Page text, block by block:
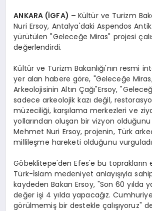
ANKARA (İGFA) – Kültür ve Turizm
Nuri Ersoy, Antalya'daki Aspendos
yürütülen "Geleceğe Miras" projesi
değerlendirdi.
Kültür ve Turizm Bakanlığı'nın resmi
yer alan habere göre, "Geleceğe
Arkeolojisinin Altın Çağı"Ersoy,
sadece arkeolojik kazı değil,
müzeciliği, karşılama merkezleri ve
yollarından oluşan bir vizyon
Mehmet Nuri Ersoy, projenin, Türk
millileşme hareketi olduğunu
Göbeklitepe'den Efes'e bu toprakların
Türk-İslam medeniyet anlayışıyla
kaydeden Bakan Ersoy, "Son 60 yılda
değer işi 4 yılda yapacağız.
görülmemiş bir destekle çalışıyoruz"